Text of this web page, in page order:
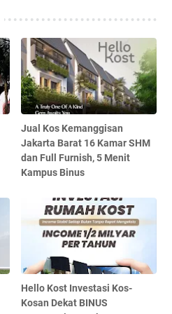
Jual Kos Kemanggisan
Jakarta Barat 16 Kamar SHM
dan Full Furnish, 5 Menit
Kampus Binus
Hello Kost Investasi Kos-
Kosan Dekat BINUS